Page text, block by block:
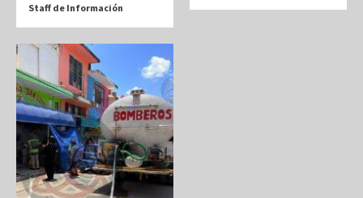
Staff de Información